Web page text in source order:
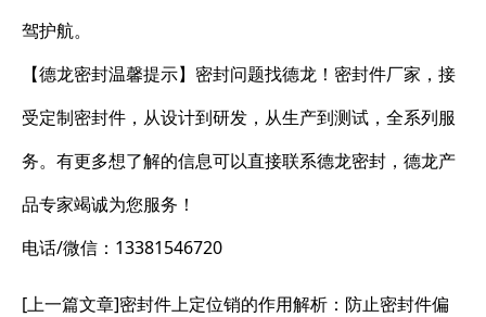
驾护航。
【德龙密封温馨提示】密封问题找德龙！密封件厂家，接
受定制密封件，从设计到研发，从生产到测试，全系列服
务。有更多想了解的信息可以直接联系德龙密封，德龙产
品专家竭诚为您服务！
电话/微信：13381546720
[上一篇文章]密封件上定位销的作用解析：防止密封件偏